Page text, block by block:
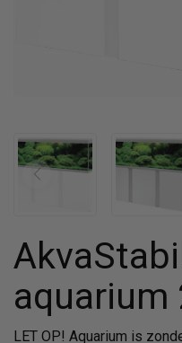
aquarium
LET OP! Aquarium is